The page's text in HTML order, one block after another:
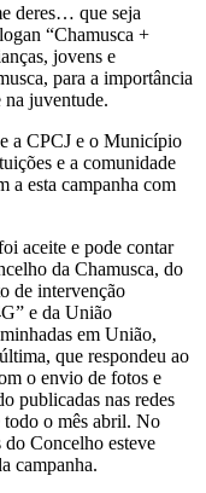
deres… que seja
“Chamusca +
jovens e
para a importância
na juventude.
a CPCJ e o Município
e a comunidade
a esta campanha com
aceite e pode contar
da Chamusca, do
de intervenção
e da União
em União,
que respondeu ao
o envio de fotos e
publicadas nas redes
todo o mês abril. No
Concelho esteve
campanha.